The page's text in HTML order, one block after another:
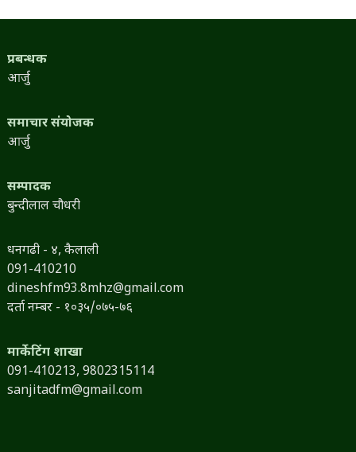
प्रबन्धक
आर्जु
समाचार संयोजक
आर्जु
सम्पादक
बुन्दीलाल चौधरी
धनगढी - ४, कैलाली
091-410210
dineshfm93.8mhz@gmail.com
दर्ता नम्बर - १०३५/०७५-७६
मार्केटिंग शाखा
091-410213, 9802315114
sanjitadfm@gmail.com